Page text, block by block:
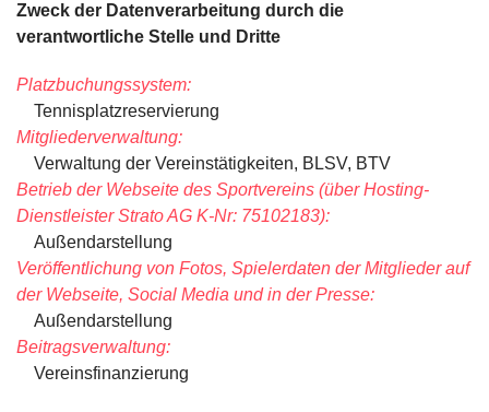
Zweck der Datenverarbeitung durch die
verantwortliche Stelle und Dritte
Platzbuchungssystem:
Tennisplatzreservierung
Mitgliederverwaltung:
Verwaltung der Vereinstätigkeiten, BLSV, BTV
Betrieb der Webseite des Sportvereins (über Hosting-
Dienstleister Strato AG K-Nr: 75102183):
Außendarstellung
Veröffentlichung von Fotos, Spielerdaten der Mitglieder auf
der Webseite, Social Media und in der Presse:
Außendarstellung
Beitragsverwaltung:
Vereinsfinanzierung